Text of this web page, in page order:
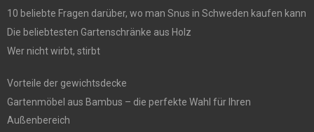
10 beliebte Fragen darüber, wo man Snus in Schweden kaufen kann
Die beliebtesten Gartenschränke aus Holz
Wer nicht wirbt, stirbt
Vorteile der gewichtsdecke
Gartenmöbel aus Bambus – die perfekte Wahl für Ihren
Außenbereich